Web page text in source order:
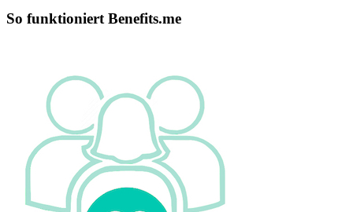
So funktioniert Benefits.me